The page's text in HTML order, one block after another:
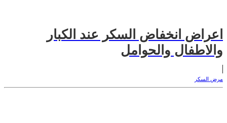
اعراض انخفاض السكر عند الكبار
والاطفال والحوامل
مرض السكر